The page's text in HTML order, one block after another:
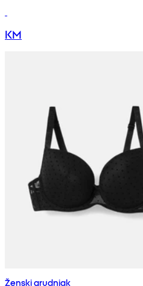
KM
Ženski grudnjak